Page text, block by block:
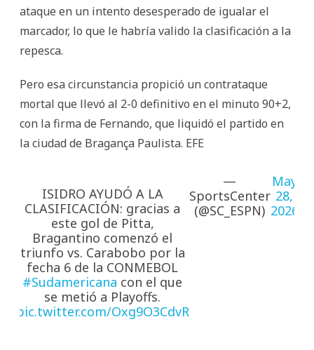
ataque en un intento desesperado de igualar el
marcador, lo que le habría valido la clasificación a la
repesca.
Pero esa circunstancia propició un contrataque
mortal que llevó al 2-0 definitivo en el minuto 90+2,
con la firma de Fernando, que liquidó el partido en
la ciudad de Bragança Paulista. EFE
ISIDRO AYUDÓ A LA
CLASIFICACIÓN: gracias a
este gol de Pitta,
Bragantino comenzó el
triunfo vs. Carabobo por la
fecha 6 de la CONMEBOL
#Sudamericana con el que
se metió a Playoffs.
pic.twitter.com/Oxg9O3CdvR
—
SportsCenter
(@SC_ESPN)
May
28,
2026